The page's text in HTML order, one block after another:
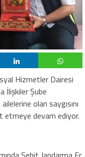
Hizmetler Dairesi
İlişkiler Şube
olan saygısını
etmeye devam ediyor.